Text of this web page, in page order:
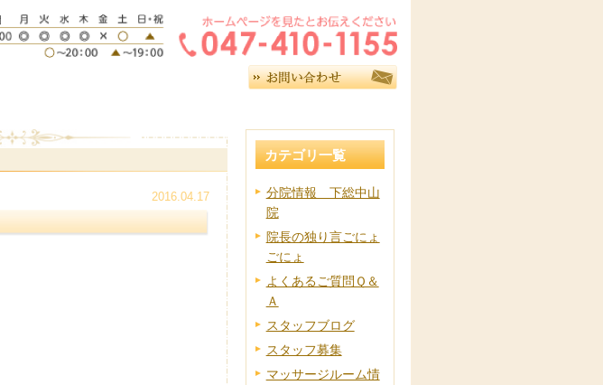
2016.04.17
カテゴリ一覧
分院情報 下総中山
院
院長の独り言ごにょ
ごにょ
よくあるご質問Ｑ＆
Ａ
スタッフブログ
スタッフ募集
マッサージルーム情